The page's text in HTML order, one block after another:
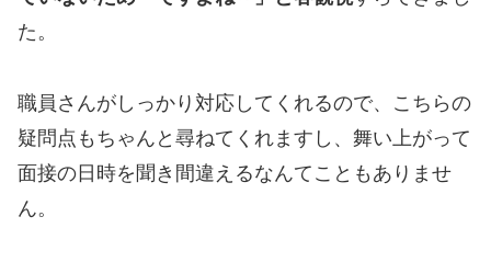
た。
職員さんがしっかり対応してくれるので、こちらの
疑問点もちゃんと尋ねてくれますし、舞い上がって
面接の日時を聞き間違えるなんてこともありませ
ん。